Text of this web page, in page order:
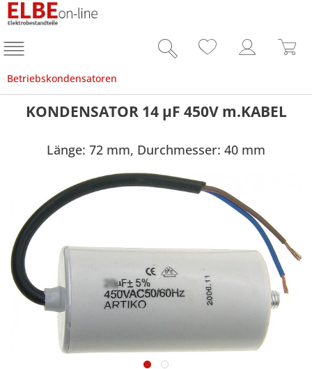
Betriebskondensatoren
KONDENSATOR 14 µF 450V m.KABEL
Länge: 72 mm, Durchmesser: 40 mm